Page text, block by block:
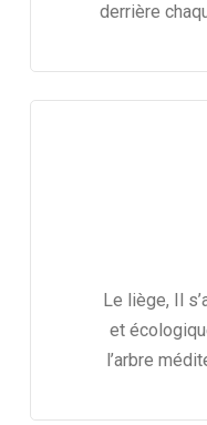
derrière
Le liège, Il
et
l’arbre